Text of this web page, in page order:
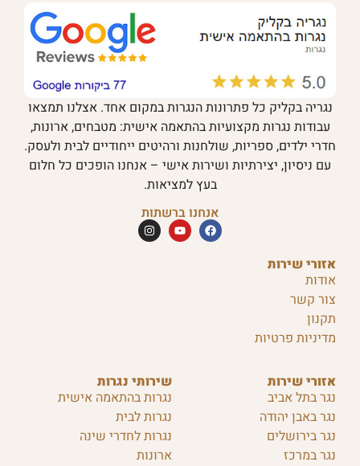
שירותי נגרות
נגרות בהתאמה אישית
נגרות לבית
נגרות לחדרי שינה
ארונות
אזורי שירות
נגר בתל אביב
נגר באבן יהודה
נגר בירושלים
נגר במרכז
אזורי שירות
אודות
צור קשר
תקנון
מדיניות פרטיות
נגריה בקליק כל פתרונות הנגרות במקום אחד. אצלנו תמצאו
עבודות נגרות מקצועיות בהתאמה אישית: מטבחים, ארונות,
חדרי ילדים, ספריות, שולחנות ורהיטים ייחודיים לבית ולעסק.
עם ניסיון, יצירתיות ושירות אישי – אנחנו הופכים כל חלום
בעץ למציאות.
אנחנו ברשתות